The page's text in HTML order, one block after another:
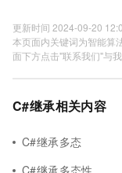
更新时间 2024-09-20
本页面内关键词为智能算
面下方点击"联系我们"与我
C#继承相关内容
C#继承多态
C#继承多态性